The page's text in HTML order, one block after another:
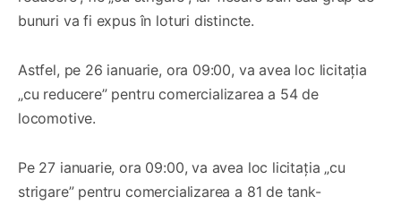
bunuri va fi expus în loturi distincte.
Astfel, pe 26 ianuarie, ora 09:00, va avea loc licitația
„cu reducere” pentru comercializarea a 54 de
locomotive.
Pe 27 ianuarie, ora 09:00, va avea loc licitația „cu
strigare” pentru comercializarea a 81 de tank-